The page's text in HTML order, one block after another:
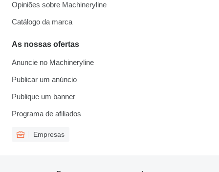
Opiniões sobre Machineryline
Catálogo da marca
As nossas ofertas
Anuncie no Machineryline
Publicar um anúncio
Publique um banner
Programa de afiliados
Empresas